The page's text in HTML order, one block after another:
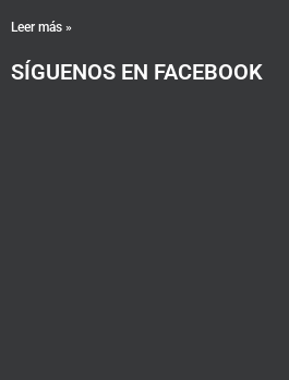
Leer más »
SÍGUENOS EN FACEBOOK